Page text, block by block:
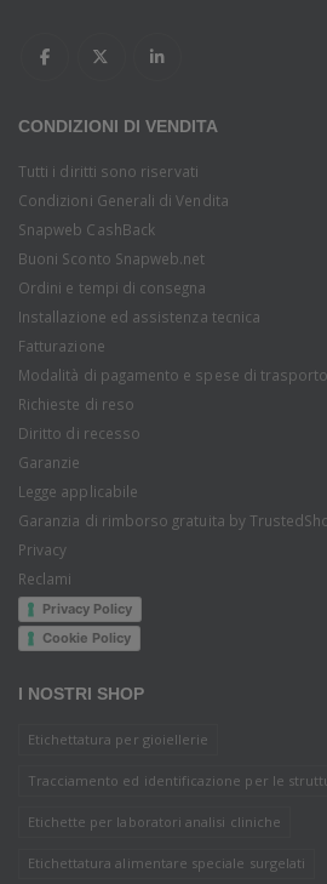
CONDIZIONI DI VENDITA
Tutti i diritti sono riservati
Condizioni Generali di Vendita
Snapweb CashBack
Buoni Sconto Snapweb.net
Ordini e tempi di consegna
Installazione ed assistenza tecnica
Fatturazione
Modalità di pagamento e spese di trasporto
Richieste di reso
Diritto di recesso
Garanzie
Legge applicabile
Garanzia di rimborso gratuita by
Privacy
Reclami
Privacy Policy
Cookie Policy
I NOSTRI SHOP
Etichettatura per gioiellerie
Tracciamento ed identificazione per le
Etichette per laboratori analisi cliniche
Etichettatura alimentare speciale surgelati